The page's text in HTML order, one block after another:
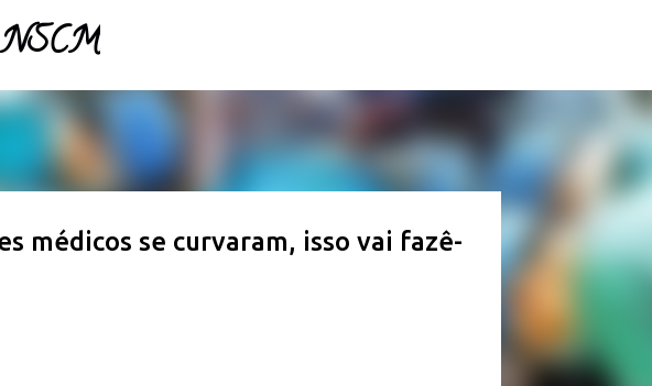
médicos se curvaram, isso vai fazê-